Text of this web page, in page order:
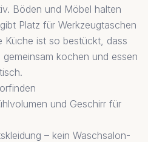
Böden und Möbel halten
Platz für Werkzeugtaschen
Küche ist so bestückt, dass
kochen und essen
und Geschirr für
– kein Waschsalon-